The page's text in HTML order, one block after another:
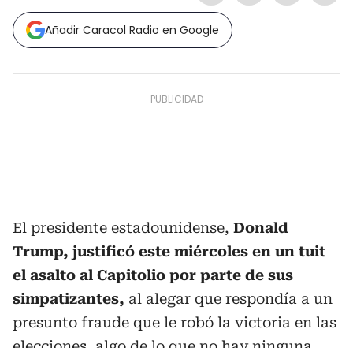
Añadir Caracol Radio en Google
El presidente estadounidense, Donald
Trump, justificó este miércoles en un tuit
el asalto al Capitolio por parte de sus
simpatizantes, al alegar que respondía a un
presunto fraude que le robó la victoria en las